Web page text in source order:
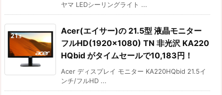
ヤマ LEDシーリングライト ...
Acer(エイサー)の 21.5型 液晶モニター
フルHD(1920×1080) TN 非光沢 KA220
HQbid がタイムセールで10,183円！
Acer ディスプレイ モニター KA220HQbid 21.5イ
ンチ/フルHD ...